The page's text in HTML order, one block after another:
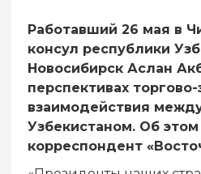
Работавший 26 мая в
консул республики
Новосибирск Аслан
перспективах
взаимодействия
Узбекистаном. Об
корреспондент